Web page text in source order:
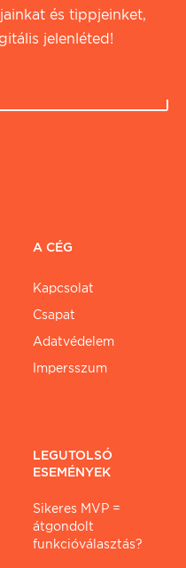
és tippjeinket,
jelenléted!
A CÉG
Kapcsolat
Csapat
Adatvédelem
Impersszum
LEGUTOLSÓ
ESEMÉNYEK
Sikeres MVP =
átgondolt
funkcióválasztás?